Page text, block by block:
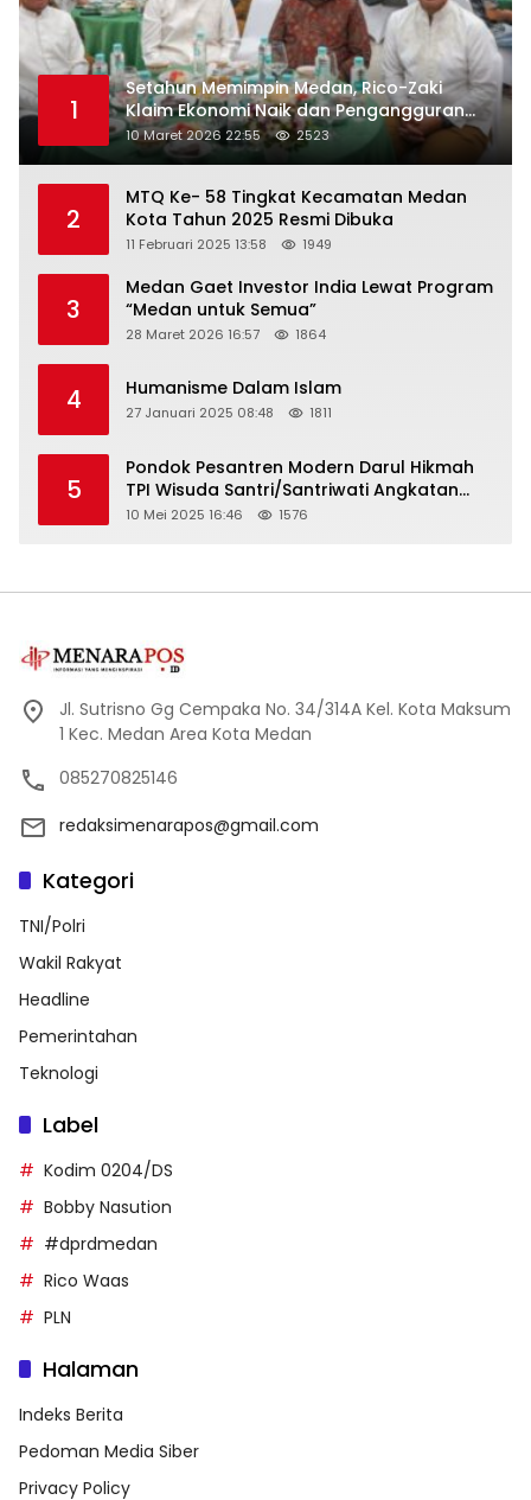
1
Setahun Memimpin Medan, Rico-Zaki
Klaim Ekonomi Naik dan Pengangguran
Turun
10 Maret 2026 22:55 2523
2
MTQ Ke- 58 Tingkat Kecamatan Medan
Kota Tahun 2025 Resmi Dibuka
11 Februari 2025 13:58 1949
3
Medan Gaet Investor India Lewat Program
“Medan untuk Semua”
28 Maret 2026 16:57 1864
4 Humanisme Dalam Islam
27 Januari 2025 08:48 1811
5
Pondok Pesantren Modern Darul Hikmah
TPI Wisuda Santri/Santriwati Angkatan
XXXIII
10 Mei 2025 16:46 1576
Jl. Sutrisno Gg Cempaka No. 34/314A Kel. Kota Maksum
1 Kec. Medan Area Kota Medan
085270825146
redaksimenarapos@gmail.com
Kategori
TNI/Polri
Wakil Rakyat
Headline
Pemerintahan
Teknologi
Label
Kodim 0204/DS
Bobby Nasution
#dprdmedan
Rico Waas
PLN
Halaman
Indeks Berita
Pedoman Media Siber
Privacy Policy